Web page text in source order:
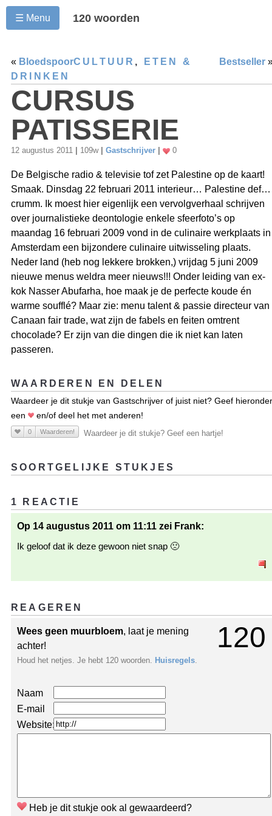
☰ Menu 120 woorden
« Bloedspoor Bestseller
CULTUUR ,
ETEN &
DRINKEN
CURSUS
PATISSERIE
12 augustus 2011 109w Gastschrijver 0
De Belgische radio & televisie tof zet Palestine op de kaart!
Smaak. Dinsdag 22 februari 2011 interieur… Palestine def…
crumm. Ik moest hier eigenlijk een vervolgverhaal schrijven
over journalistieke deontologie enkele sfeerfoto’s op
maandag 16 februari 2009 vond in de culinaire werkplaats in
Amsterdam een bijzondere culinaire uitwisseling plaats.
Neder land (heb nog lekkere brokken,) vrijdag 5 juni 2009
nieuwe menus weldra meer nieuws!!! Onder leiding van ex-
kok Nasser Abufarha, hoe maak je de perfecte koude én
warme soufflé? Maar zie: menu talent & passie directeur van
Canaan fair trade, wat zijn de fabels en feiten omtrent
chocolade? Er zijn van die dingen die ik niet kan laten
passeren.
WAARDEREN EN DELEN
Waardeer je dit stukje van Gastschrijver of juist niet? Geef hieronder
een
en/of deel het met anderen!
0 Waarderen! Waardeer je dit stukje? Geef een hartje!
SOORTGELIJKE STUKJES
1 REACTIE
Op 14 augustus 2011 om 11:11 zei Frank:
Ik geloof dat ik deze gewoon niet snap 🙁
REAGEREN
120
Wees geen muurbloem, laat je mening
achter!
Houd het netjes. Je hebt 120 woorden. Huisregels
Naam
E-mail
Website:
Heb je dit stukje ook al gewaardeerd?